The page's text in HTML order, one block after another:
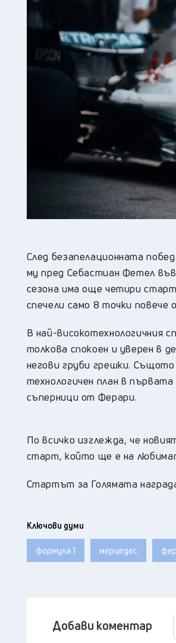
След безапелационната
му пред Себастиан Фетел
сезона има още четири
спечели само 8 точки
В най-високотехнологичния
толкова спокоен и уверен в
негови груби грешки.
технологичен план в
съперници от Ферари.
По всичко изглежда, че
старт, който ще е на
Стартът за Голямата
Ключови думи
формула 1 мерцедес
Добави коментар